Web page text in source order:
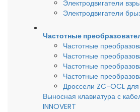
Электродвигатели
Электродвигатели
Частотные
Частотные
Частотные
Частотные
Частотные
Дроссели ZC-OCL для
Выносная клавиатура с
INNOVERT